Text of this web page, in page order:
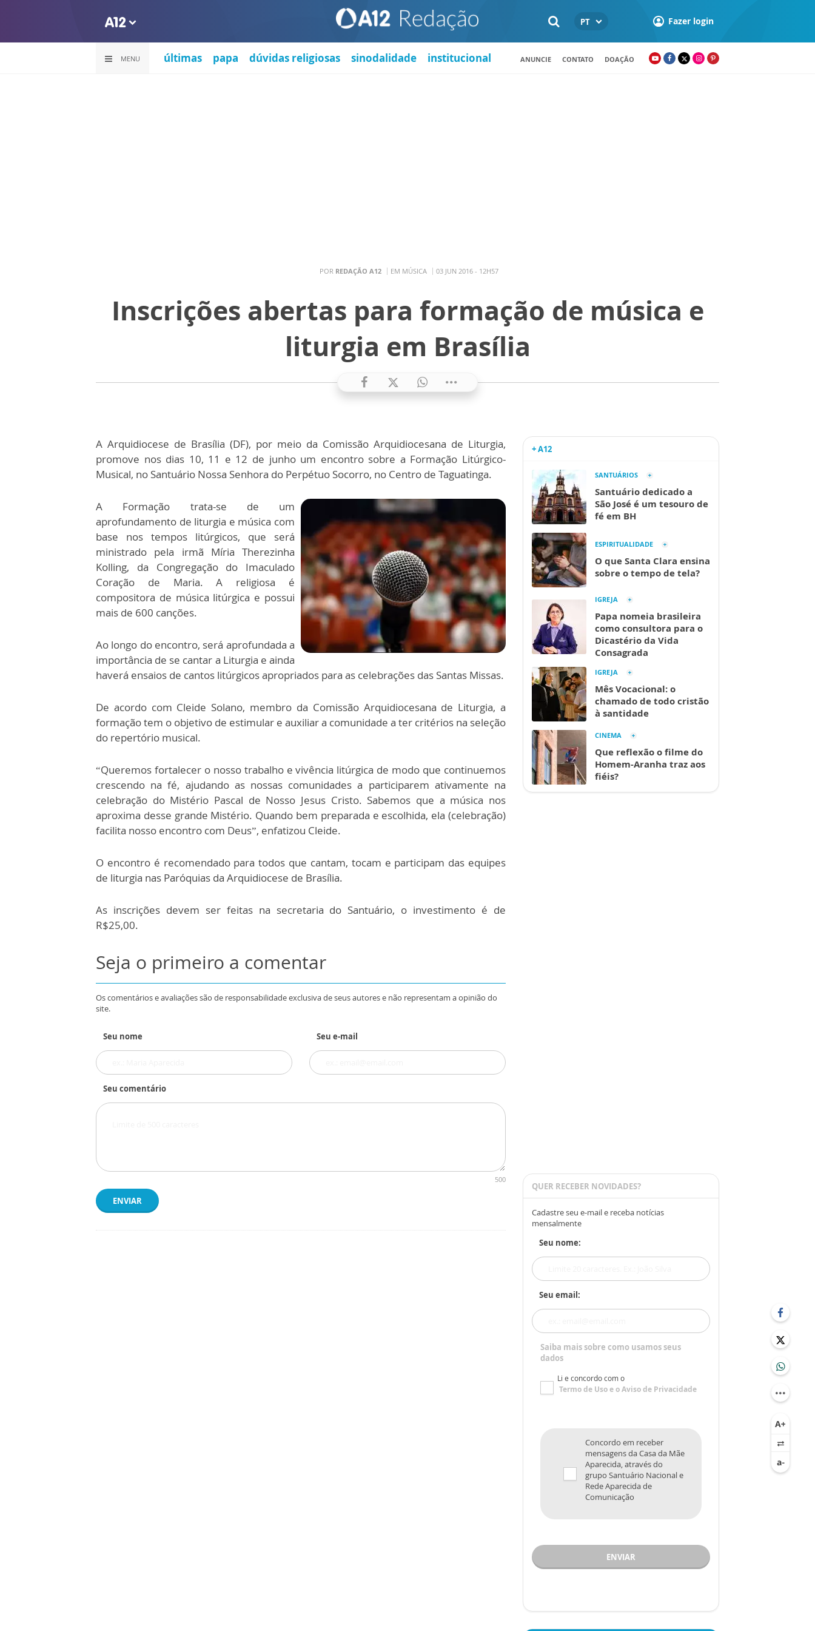
PT Fazer login
MENU últimas papa dúvidas religiosas sinodalidade institucional ANUNCIE CONTATO DOAÇÃO
POR REDAÇÃO A12 EM MÚSICA 03 JUN 2016 - 12H57
Inscrições abertas para formação de música e
liturgia em Brasília
A Arquidiocese de Brasília (DF), por meio da Comissão Arquidiocesana de Liturgia,
promove nos dias 10, 11 e 12 de junho um encontro sobre a Formação Litúrgico-
Musical, no Santuário Nossa Senhora do Perpétuo Socorro, no Centro de Taguatinga.
A Formação trata-se de um
aprofundamento de liturgia e música com
base nos tempos litúrgicos, que será
ministrado pela irmã Míria Therezinha
Kolling, da Congregação do Imaculado
Coração de Maria. A religiosa é
compositora de música litúrgica e possui
mais de 600 canções.
Ao longo do encontro, será aprofundada a
importância de se cantar a Liturgia e ainda
haverá ensaios de cantos litúrgicos apropriados para as celebrações das Santas Missas.
De acordo com Cleide Solano, membro da Comissão Arquidiocesana de Liturgia, a
formação tem o objetivo de estimular e auxiliar a comunidade a ter critérios na seleção
do repertório musical.
“Queremos fortalecer o nosso trabalho e vivência litúrgica de modo que continuemos
crescendo na fé, ajudando as nossas comunidades a participarem ativamente na
celebração do Mistério Pascal de Nosso Jesus Cristo. Sabemos que a música nos
aproxima desse grande Mistério. Quando bem preparada e escolhida, ela (celebração)
facilita nosso encontro com Deus”, enfatizou Cleide.
O encontro é recomendado para todos que cantam, tocam e participam das equipes
de liturgia nas Paróquias da Arquidiocese de Brasília.
As inscrições devem ser feitas na secretaria do Santuário, o investimento é de
R$25,00.
Seja o primeiro a comentar
Os comentários e avaliações são de responsabilidade exclusiva de seus autores e não representam a opinião do
site.
Seu nome Seu e-mail
Seu comentário
500
ENVIAR
+ A12
SANTUÁRIOS
Santuário dedicado a
São José é um tesouro de
fé em BH
ESPIRITUALIDADE
O que Santa Clara ensina
sobre o tempo de tela?
IGREJA
Papa nomeia brasileira
como consultora para o
Dicastério da Vida
Consagrada
IGREJA
Mês Vocacional: o
chamado de todo cristão
à santidade
CINEMA
Que reflexão o filme do
Homem-Aranha traz aos
fiéis?
QUER RECEBER NOVIDADES?
Cadastre seu e-mail e receba notícias
mensalmente
Seu nome:
Seu email:
Saiba mais sobre como usamos seus
dados
Li e concordo com o
Termo de Usoe oAviso de Privacidade
Concordo em receber
mensagens da Casa da Mãe
Aparecida, através do
grupo Santuário Nacional e
Rede Aparecida de
Comunicação
ENVIAR